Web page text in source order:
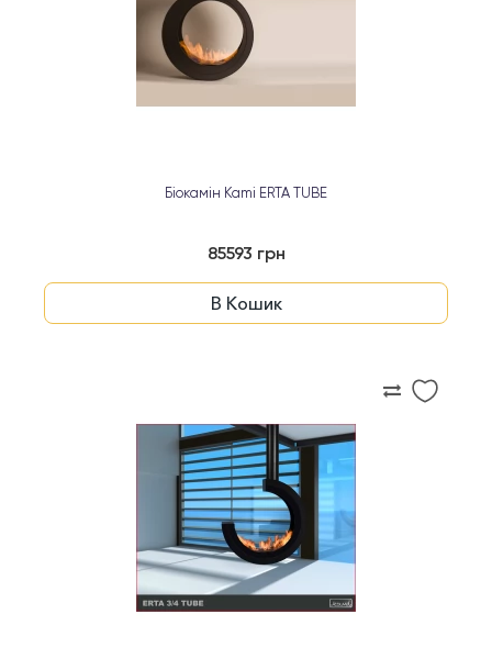
Біокамін Kami ERTA TUBE
85593 грн
В Кошик